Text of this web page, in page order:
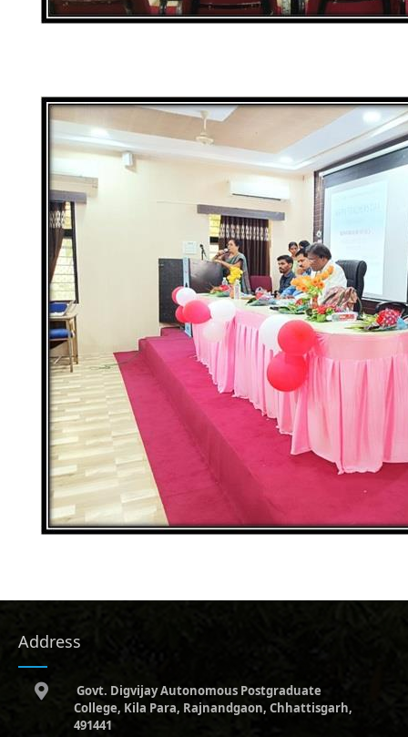
Address
Govt. Digvijay Autonomous Postgraduate
College, Kila Para, Rajnandgaon, Chhattisgarh,
491441